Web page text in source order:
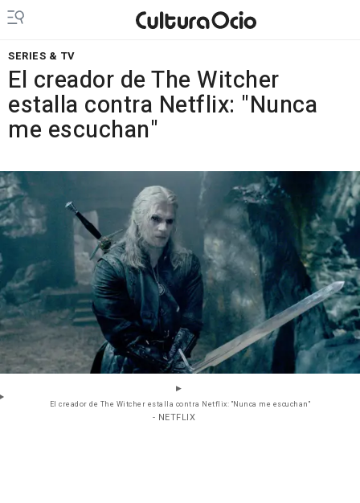
SERIES & TV
El creador de The Witcher
estalla contra Netflix: "Nunca
me escuchan"
El creador de The Witcher estalla contra Netflix: "Nunca me escuchan"
- NETFLIX